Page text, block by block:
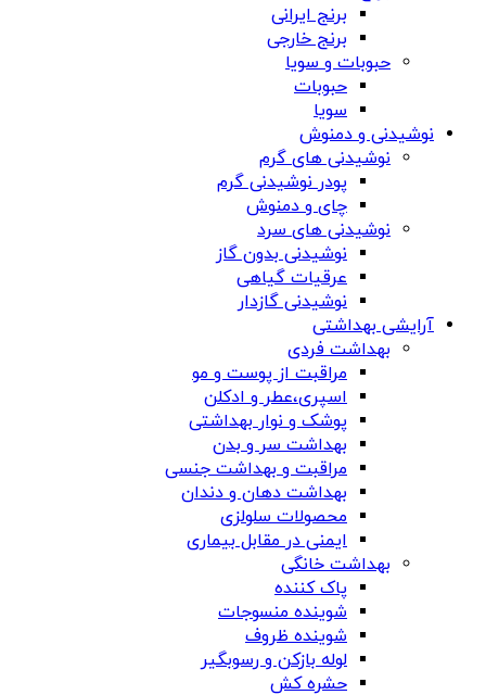
برنج ایرانی
برنج خارجی
حبوبات و سویا
حبوبات
سویا
نوشیدنی و دمنوش
نوشیدنی های گرم
پودر نوشیدنی گرم
چای و دمنوش
نوشیدنی های سرد
نوشیدنی بدون گاز
عرقیات گیاهی
نوشیدنی گازدار
آرایشی بهداشتی
بهداشت فردی
مراقبت از پوست و مو
اسپری،عطر و ادکلن
پوشک و نوار بهداشتی
بهداشت سر و بدن
مراقبت و بهداشت جنسی
بهداشت دهان و دندان
محصولات سلولزی
ایمنی در مقابل بیماری
بهداشت خانگی
پاک کننده
شوینده منسوجات
شوینده ظروف
لوله بازکن و رسوبگیر
حشره کش